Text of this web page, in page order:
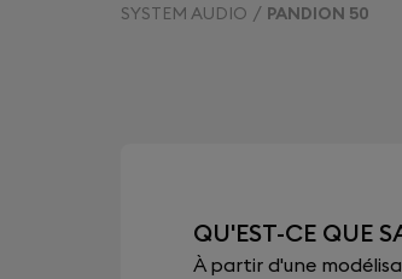
SYSTEM AUDIO PANDION 50
QU'EST-CE QUE
À partir d'une